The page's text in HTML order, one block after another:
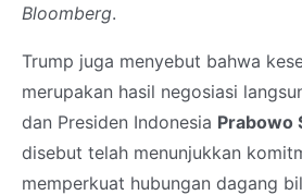
Bloomberg.
Trump juga menyebut bahwa
merupakan hasil negosiasi
dan Presiden Indonesia Prabowo
disebut telah menunjukkan
memperkuat hubungan dagang